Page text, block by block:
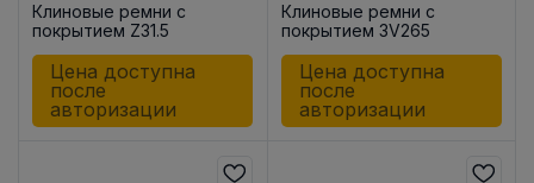
Клиновые ремни с
покрытием Z31.5
Цена доступна
после
авторизации
Клиновые ремни с
покрытием 3V265
Цена доступна
после
авторизации